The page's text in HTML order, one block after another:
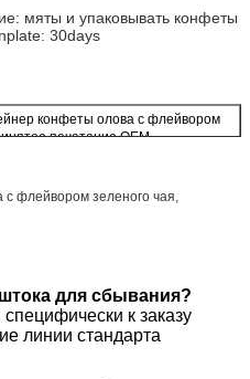
мяты и упаковывать конфеты
30days
конфеты олова с флейвором
печатание OEM
ранга
флейвором зеленого чая,
для сбывания?
к заказу
линии стандарта